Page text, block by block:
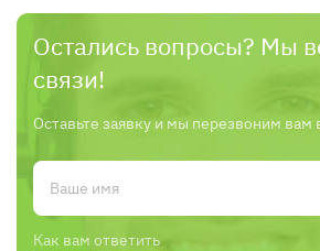
Остались вопросы? Мы
связи!
Оставьте заявку и мы перезвоним вам
Как вам ответить